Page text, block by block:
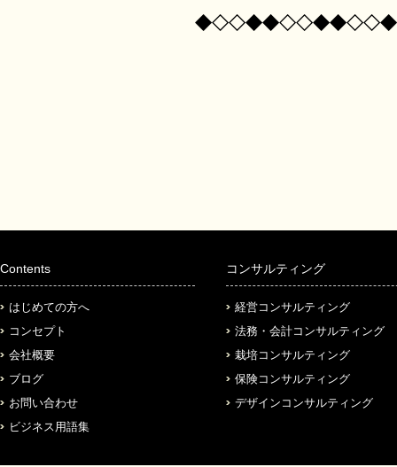
Contents
はじめての方へ
コンセプト
会社概要
ブログ
お問い合わせ
ビジネス用語集
コンサルティング
経営コンサルティング
法務・会計コンサルティング
栽培コンサルティング
保険コンサルティング
デザインコンサルティング